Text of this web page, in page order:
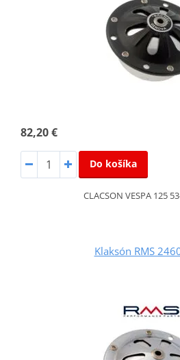
82,20 €
Do košíka
CLACSON VESPA 125
Klaksón RMS